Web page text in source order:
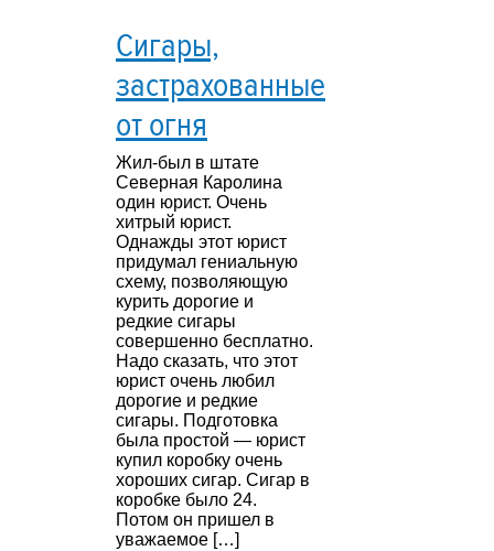
Сигары,
застрахованные
от огня
Жил-был в штате
Северная Каролина
один юрист. Очень
хитрый юрист.
Однажды этот юрист
придумал гениальную
схему, позволяющую
курить дорогие и
редкие сигары
совершенно бесплатно.
Надо сказать, что этот
юрист очень любил
дорогие и редкие
сигары. Подготовка
была простой — юрист
купил коробку очень
хороших сигар. Сигар в
коробке было 24.
Потом он пришел в
уважаемое […]